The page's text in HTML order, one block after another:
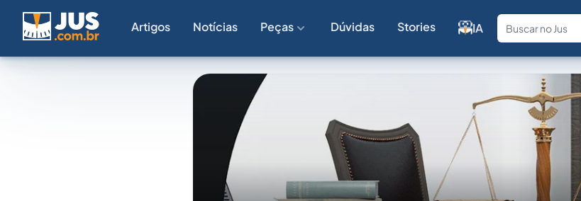
Artigos Notícias Peças Dúvidas Stories IA